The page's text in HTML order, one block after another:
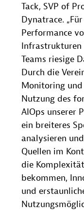
Tack, SVP of
Dynatrace.
Performance
Infrastrukturen
Teams riesige
Durch die
Monitoring
Nutzung des
AIOps unserer
ein breiteres
analysieren
Quellen im
die
bekommen,
und